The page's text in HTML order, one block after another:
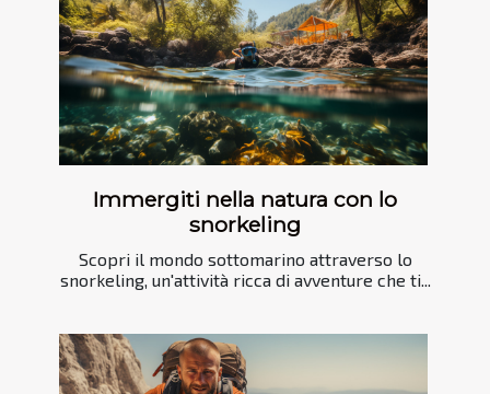
Immergiti nella natura con lo
snorkeling
Scopri il mondo sottomarino attraverso lo
snorkeling, un'attività ricca di avventure che ti...